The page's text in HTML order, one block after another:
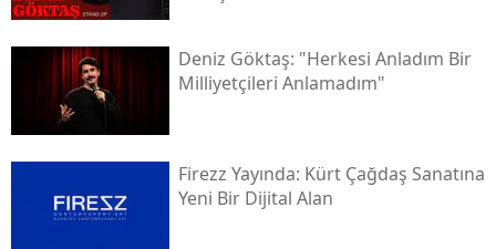
Deniz Göktaş: "herkesi Anladım Bir
Milliyetçileri Anlamadım"
Firezz Yayında: Kürt Çağdaş Sanatına
Yeni Bir Dijital Alan